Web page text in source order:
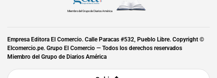
Miembro del Grupo de Diarios América
Empresa Editora El Comercio. Calle Paracas #532, Pueblo Libre. Copyright ©
Elcomercio.pe. Grupo El Comercio — Todos los derechos reservados
Miembro del Grupo de Diarios América